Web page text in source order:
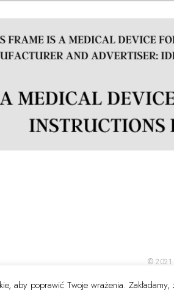
© 2021
aby poprawić Twoje wrażenia.